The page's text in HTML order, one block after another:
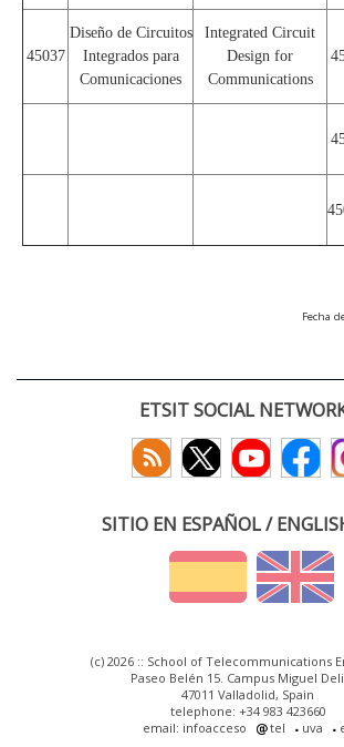
45037
Diseño de Circuitos
Integrados para
Comunicaciones
Integrated Circuit
Design for
Communications
Fecha
ETSIT SOCIAL
SITIO EN ESPAÑOL /
(c) 2026 :: School of Telecommunications
Paseo Belén 15. Campus Miguel
47011 Valladolid, Spain
telephone: +34 983 423660
email: infoacceso
tel uva